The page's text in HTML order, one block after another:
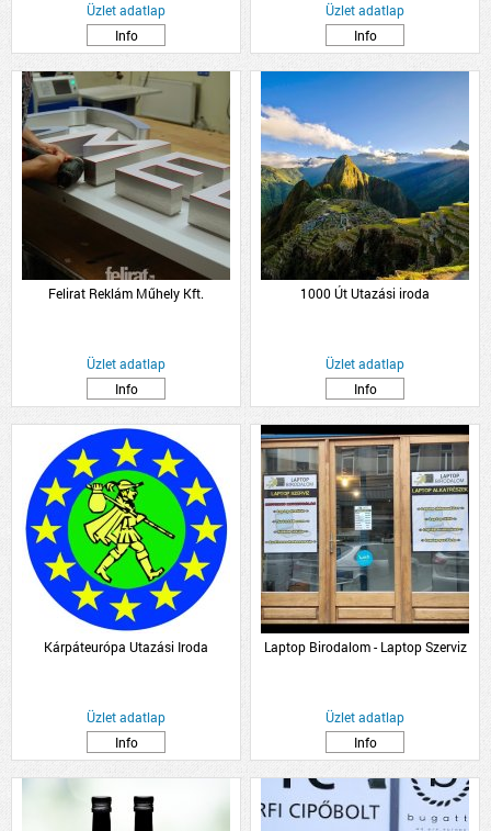
Üzlet adatlap
Info
Üzlet adatlap
Info
Felirat Reklám Műhely Kft.
Üzlet adatlap
Info
1000 Út Utazási iroda
Üzlet adatlap
Info
Kárpáteurópa Utazási Iroda
Üzlet adatlap
Info
Laptop Birodalom - Laptop Szerviz
Üzlet adatlap
Info